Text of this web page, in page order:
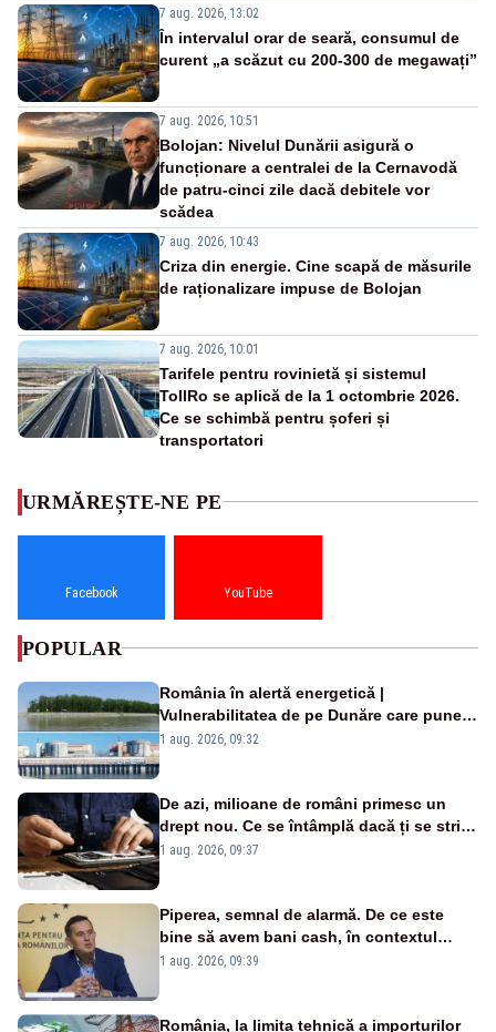
7 aug. 2026, 13:02
În intervalul orar de seară, consumul de
curent „a scăzut cu 200-300 de megawați”
7 aug. 2026, 10:51
Bolojan: Nivelul Dunării asigură o
funcționare a centralei de la Cernavodă
de patru-cinci zile dacă debitele vor
scădea
7 aug. 2026, 10:43
Criza din energie. Cine scapă de măsurile
de raționalizare impuse de Bolojan
7 aug. 2026, 10:01
Tarifele pentru rovinietă și sistemul
TollRo se aplică de la 1 octombrie 2026.
Ce se schimbă pentru șoferi și
transportatori
URMĂREȘTE-NE PE
Facebook YouTube
POPULAR
România în alertă energetică |
Vulnerabilitatea de pe Dunăre care pune
în pericol Centrala Cernavodă era
1 aug. 2026, 09:32
De azi, milioane de români primesc un
drept nou. Ce se întâmplă dacă ți se strică
un produs
1 aug. 2026, 09:37
Piperea, semnal de alarmă. De ce este
bine să avem bani cash, în contextul
alertei energetice?
1 aug. 2026, 09:39
România, la limita tehnică a importurilor